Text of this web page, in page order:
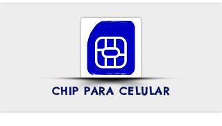
CHIP PARA CELULAR